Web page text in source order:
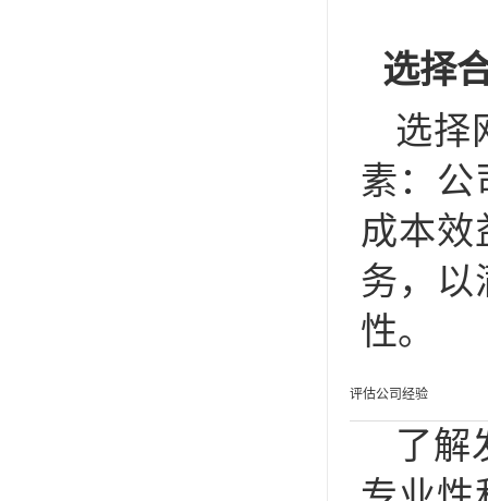
选择
选择
素：公
成本效
务，以
性。
评估公司经验
了解